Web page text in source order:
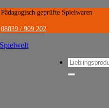
Pädagogisch geprüfte Spielwaren
08039 / 909 202
Suchen
nach: